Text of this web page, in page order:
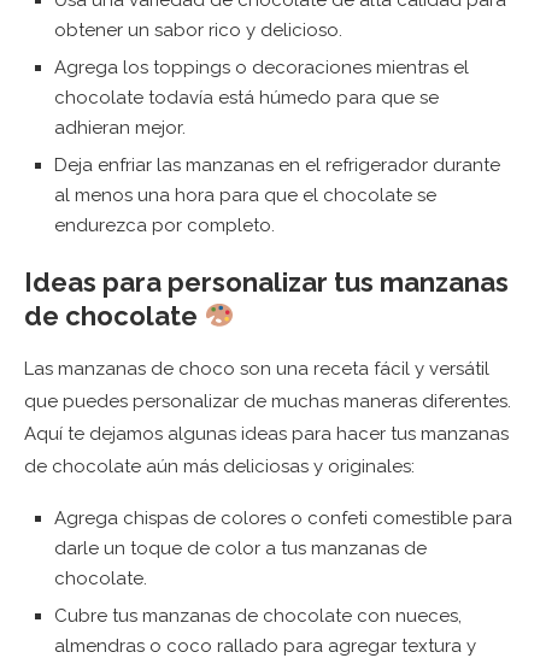
obtener un sabor rico y delicioso.
Agrega los toppings o decoraciones mientras el
chocolate todavía está húmedo para que se
adhieran mejor.
Deja enfriar las manzanas en el refrigerador durante
al menos una hora para que el chocolate se
endurezca por completo.
Ideas para personalizar tus manzanas
de chocolate
Las manzanas de choco son una receta fácil y versátil
que puedes personalizar de muchas maneras diferentes.
Aquí te dejamos algunas ideas para hacer tus manzanas
de chocolate aún más deliciosas y originales:
Agrega chispas de colores o confeti comestible para
darle un toque de color a tus manzanas de
chocolate.
Cubre tus manzanas de chocolate con nueces,
almendras o coco rallado para agregar textura y